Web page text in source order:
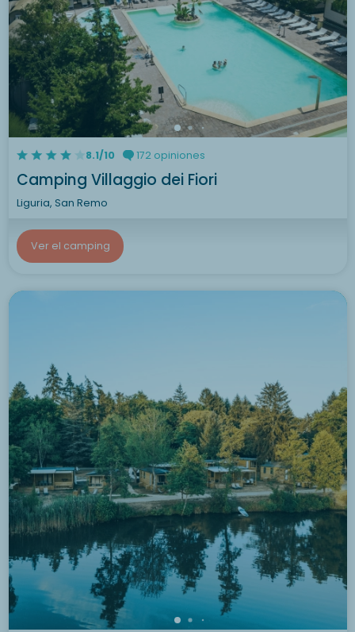
8.1/10 172 opiniones
Camping Villaggio dei Fiori
Liguria, San Remo
Ver el camping